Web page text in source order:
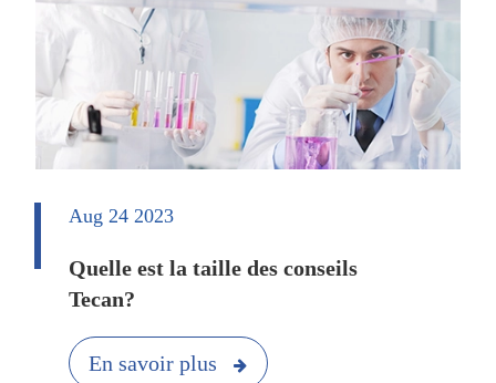
Aug 24 2023
Quelle est la taille des conseils
Tecan?
En savoir plus